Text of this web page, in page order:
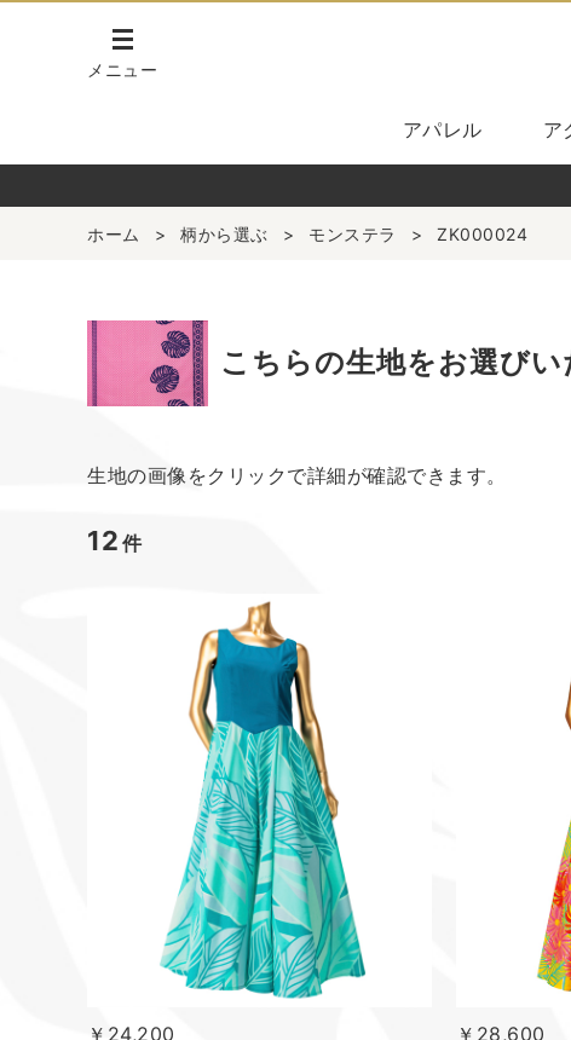
メニュー
アパレル ア
ホーム > 柄から選ぶ > モンステラ > ZK000024
こちらの生地をお選び
生地の画像をクリックで詳細が確認できます。
12 件
￥24,200 ￥28,600